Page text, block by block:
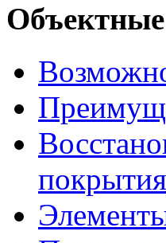
покрытия